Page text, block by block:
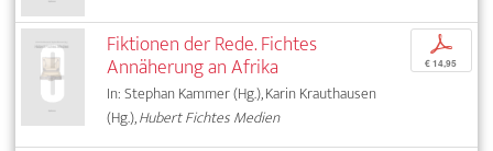
Fiktionen der Rede. Fichtes
Annäherung an Afrika
In: Stephan Kammer (Hg.), Karin Krauthausen
(Hg.),Hubert Fichtes Medien
p
€ 14,95